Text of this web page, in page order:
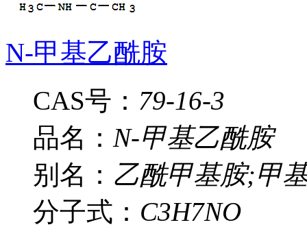
N-甲基乙酰胺
CAS号： 79-16-3
品名： N-甲基乙酰胺
别名： 乙酰甲基胺;甲
分子式： C3H7NO